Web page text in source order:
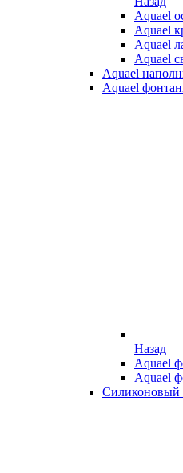
Aquael
Aquael
Aquael
Aquael
Aquael
Aquael
Назад
Aquael
Aquael
Силиконовый